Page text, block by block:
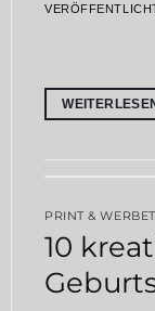
PRINT &
10